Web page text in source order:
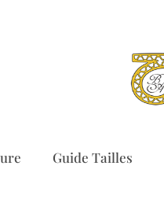
Guide Tailles